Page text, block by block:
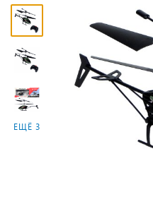
ЕЩЁ 3